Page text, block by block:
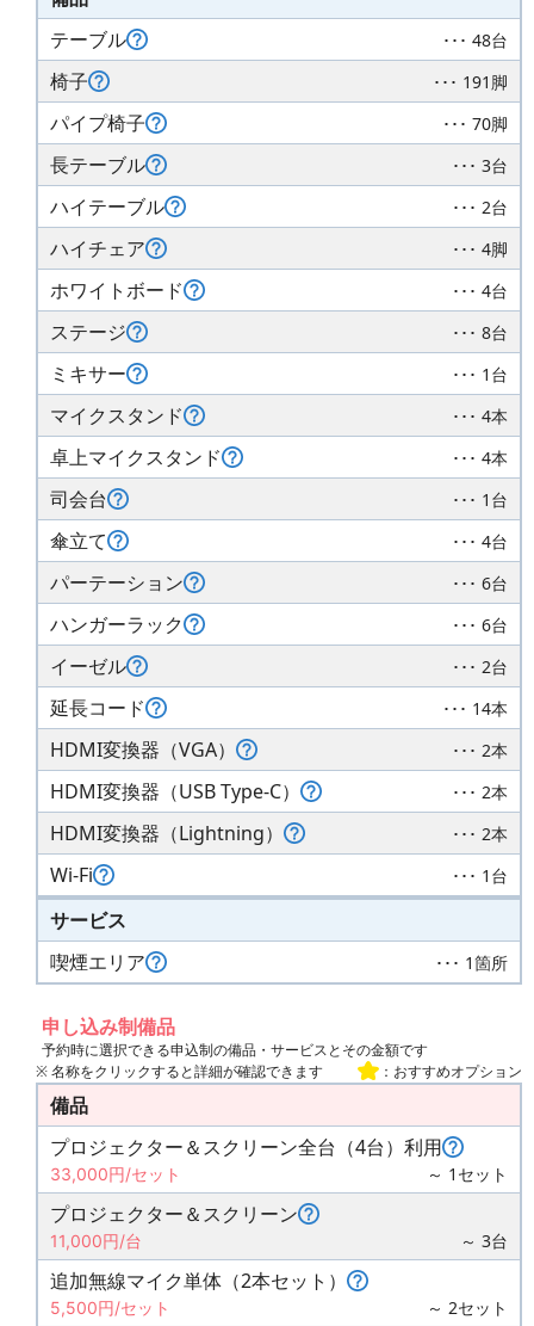
テーブル
･･･ 48台
椅子 ･･･ 191脚
パイプ椅子 ･･･ 70脚
長テーブル ･･･ 3台
ハイテーブル ･･･ 2台
ハイチェア ･･･ 4脚
ホワイトボード ･･･ 4台
ステージ ･･･ 8台
ミキサー ･･･ 1台
マイクスタンド ･･･ 4本
卓上マイクスタンド ･･･ 4本
司会台 ･･･ 1台
傘立て ･･･ 4台
パーテーション ･･･ 6台
ハンガーラック ･･･ 6台
イーゼル ･･･ 2台
延長コード ･･･ 14本
HDMI変換器（VGA） ･･･ 2本
HDMI変換器（USB Type-C） ･･･ 2本
HDMI変換器（Lightning） ･･･ 2本
Wi-Fi ･･･ 1台
サービス
喫煙エリア
･･･ 1箇所
申し込み制備品
予約時に選択できる申込制の備品・サービスとその金額です
※ 名称をクリックすると詳細が確認できます ：おすすめオプション
備品
プロジェクター＆スクリーン全台（4台）利用
33,000円/セット ～ 1セット
プロジェクター＆スクリーン
11,000円/台 ～ 3台
追加無線マイク単体（2本セット）
5,500円/セット ～ 2セット